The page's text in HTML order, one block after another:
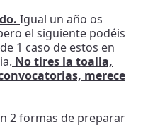
Igual un año os
el siguiente podéis
1 caso de estos en
No tires la toalla,
merece
2 formas de preparar